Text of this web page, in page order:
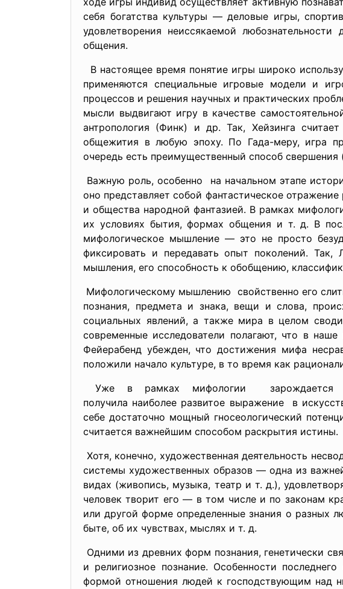
себя богатства культуры — деловые игры,
удовлетворения неиссякаемой
общения.
В настоящее время понятие игры широко
применяются специальные игровые модели и
процессов и решения научных и практических
мысли выдвигают игру в качестве
антропология (Финк) и др. Так, Хейзинга
общежития в любую эпоху. По Гада-меру, игра
очередь есть преимущественный способ свершения
Важную роль, особенно на начальном этапе
оно представляет собой фантастическое
и общества народной фантазией. В рамках
их условиях бытия, формах общения и т. д. В
мифологическое мышление — это не просто
фиксировать и передавать опыт поколений. Так,
мышления, его способность к обобщению,
Мифологическому мышлению свойственно его
познания, предмета и знака, вещи и слова,
социальных явлений, а также мира в целом
современные исследователи полагают, что в
Фейерабенд убежден, что достижения мифа
положили начало культуре, в то время как
Уже в рамках мифологии зарождается
получила наиболее развитое выражение в
себе достаточно мощный гносеологический
считается важнейшим способом раскрытия истины.
Хотя, конечно, художественная деятельность
системы художественных образов — одна из
видах (живопись, музыка, театр и т. д.),
человек творит его — в том числе и по законам
или другой форме определенные знания о разных
быте, об их чувствах, мыслях и т. д.
Одними из древних форм познания, генетически
и религиозное познание. Особенности
формой отношения людей к господствующим над